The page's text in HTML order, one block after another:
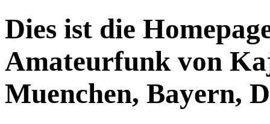
Dies ist die
Amateurfunk von
Muenchen, Bayern,